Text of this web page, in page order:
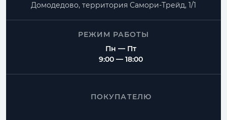
Домодедово, территория Самори-Трейд, 1/1
РЕЖИМ РАБОТЫ
Пн — Пт
9:00 — 18:00
ПОКУПАТЕЛЮ